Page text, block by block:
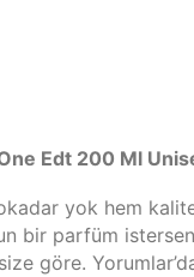
Edt 200 Ml
yok hem
bir parfüm
göre.